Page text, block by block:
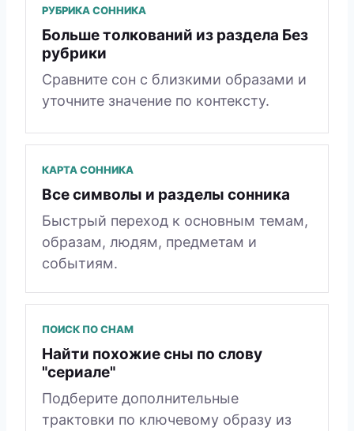
РУБРИКА СОННИКА
Больше толкований из раздела Без
рубрики
Сравните сон с близкими образами и
уточните значение по контексту.
КАРТА СОННИКА
Все символы и разделы сонника
Быстрый переход к основным темам,
образам, людям, предметам и
событиям.
ПОИСК ПО СНАМ
Найти похожие сны по слову
"сериале"
Подберите дополнительные
трактовки по ключевому образу из